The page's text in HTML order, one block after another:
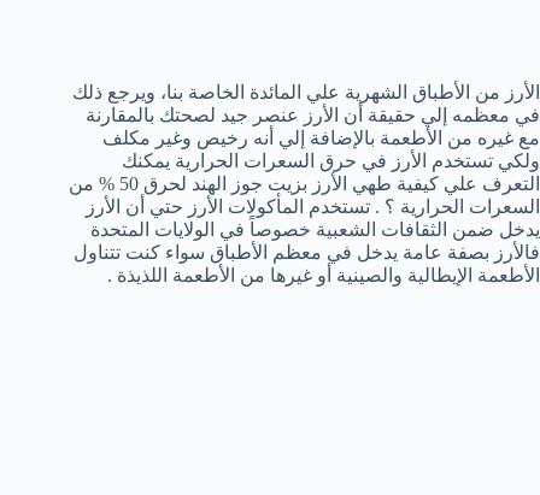
الأرز من الأطباق الشهرية علي المائدة الخاصة بنا، ويرجع ذلك
في معظمه إلي حقيقة أن الأرز عنصر جيد لصحتك بالمقارنة
مع غيره من الأطعمة بالإضافة إلي أنه رخيص وغير مكلف
ولكي تستخدم الأرز في حرق السعرات الحرارية يمكنك
التعرف علي كيفية طهي الأرز بزيت جوز الهند لحرق 50 % من
السعرات الحرارية ؟ . تستخدم المأكولات الأرز حتي أن الأرز
يدخل ضمن الثقافات الشعبية خصوصاً في الولايات المتحدة
فالأرز بصفة عامة يدخل في معظم الأطباق سواء كنت تتناول
الأطعمة الإيطالية والصينية أو غيرها من الأطعمة اللذيذة .